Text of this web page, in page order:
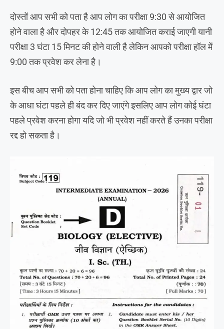
दोस्तों आप सभी को पता है आप लोग का परीक्षा 9:30 से आयोजित
होने वाला है और दोपहर के 12:45 तक आयोजित कराई जाएगी यानी
परीक्षा 3 घंटा 15 मिनट की होने वाली है लेकिन आपको परीक्षा हॉल में
9:00 तक प्रवेश कर लेना है।
इस बीच आप सभी को पता होना चाहिए कि आप लोग का मुख्य द्वार जो
के आधा घंटा पहले ही बंद कर दिए जाएंगे इसलिए आप लोग कोई घंटा
पहले प्रवेश करना होगा यदि जो भी प्रवेश नहीं करते हैं उनका परीक्षा
रद्द हो सकता है।